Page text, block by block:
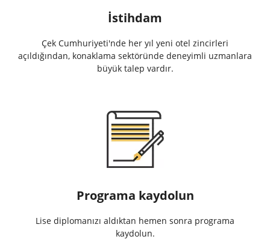
İstihdam
Çek Cumhuriyeti'nde her yıl yeni otel zincirleri
açıldığından, konaklama sektöründe deneyimli uzmanlara
büyük talep vardır.
Programa kaydolun
Lise diplomanızı aldıktan hemen sonra programa
kaydolun.